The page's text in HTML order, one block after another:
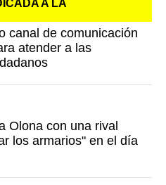
A LA
canal de comunicación
atender a las
Olona con una rival
los armarios" en el día